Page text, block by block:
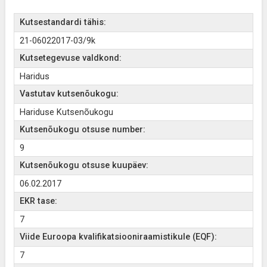
Kutsestandardi tähis:
21-06022017-03/9k
Kutsetegevuse valdkond:
Haridus
Vastutav kutsenõukogu:
Hariduse Kutsenõukogu
Kutsenõukogu otsuse number:
9
Kutsenõukogu otsuse kuupäev:
06.02.2017
EKR tase:
7
Viide Euroopa kvalifikatsiooniraamistikule (EQF):
7